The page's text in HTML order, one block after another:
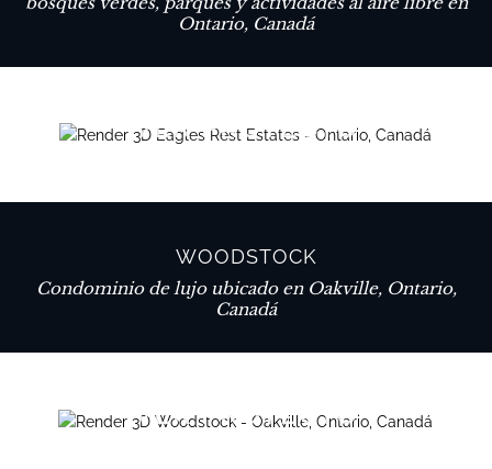
Ontario, Canadá
VER PROYECTO
WOODSTOCK
Condominio de lujo ubicado en Oakville, Ontario,
Canadá
VER PROYECTO